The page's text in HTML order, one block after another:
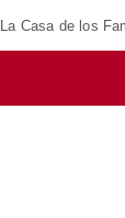
La Casa de los